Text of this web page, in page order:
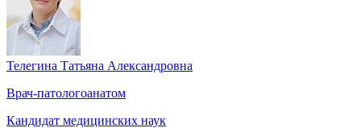
Телегина Татьяна Александровна
Врач-патологоанатом
Кандидат медицинских наук